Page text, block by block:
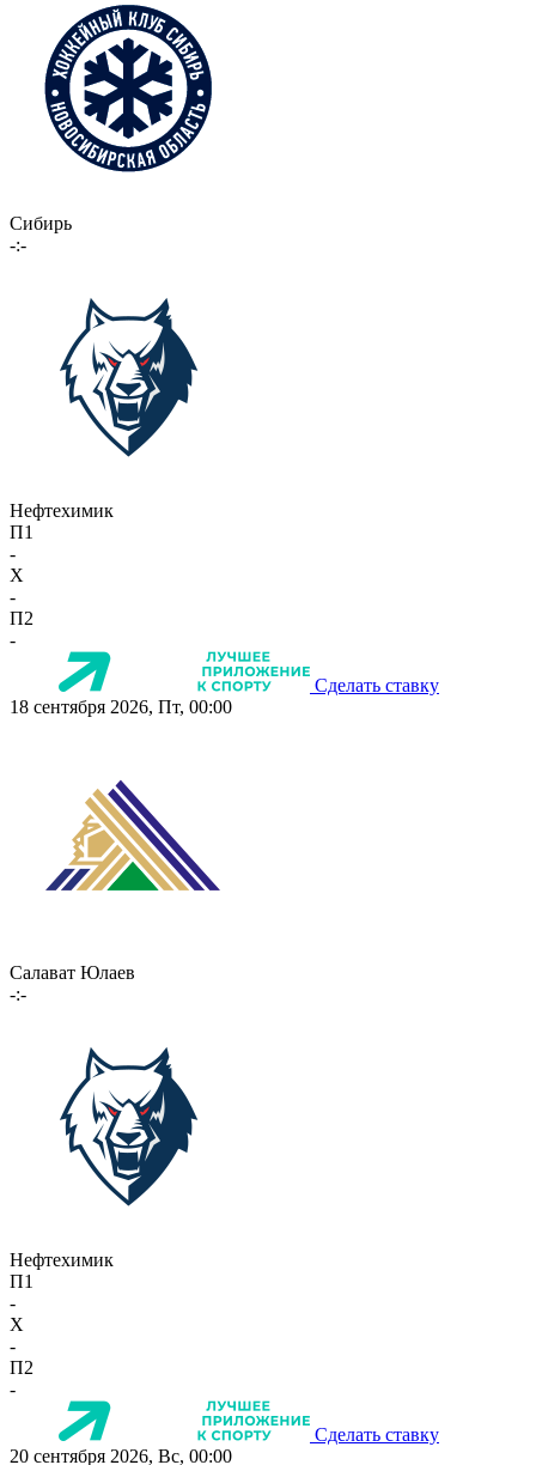
Сибирь
-:-
Нефтехимик
П1
-
X
-
П2
-
Сделать ставку
18 сентября 2026, Пт, 00:00
Салават Юлаев
-:-
Нефтехимик
П1
-
X
-
П2
-
Сделать ставку
20 сентября 2026, Вс, 00:00